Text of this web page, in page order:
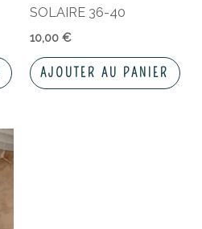
SOLAIRE 36-40
10,00 €
AJOUTER AU PANIER